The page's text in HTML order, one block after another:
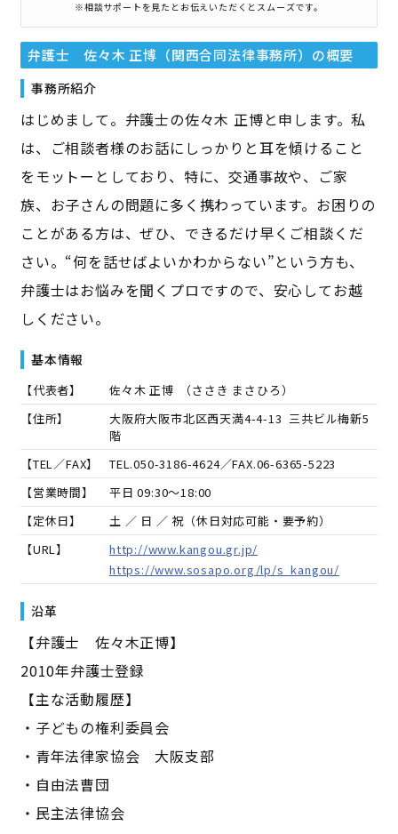
※相談サポートを見たとお伝えいただくとスムーズです。
弁護士 佐々木 正博（関西合同法律事務所） の概要
事務所紹介
はじめまして。弁護士の佐々木 正博と申します。私
は、ご相談者様のお話にしっかりと耳を傾けること
をモットーとしており、特に、交通事故や、ご家
族、お子さんの問題に多く携わっています。お困りの
ことがある方は、ぜひ、できるだけ早くご相談くだ
さい。“何を話せばよいかわからない”という方も、
弁護士はお悩みを聞くプロですので、安心してお越
しください。
基本情報
【代表者】 佐々木 正博 （ささき まさひろ）
【住所】
大阪府大阪市北区西天満4-4-13 三共ビル梅新5
階
【TEL／FAX】
TEL.050-3186-4624／FAX.06-6365-5223
【営業時間】
平日 09:30～18:00
【定休日】
土 ／ 日 ／ 祝（休日対応可能・要予約）
【URL】
http://www.kangou.gr.jp/
https://www.sosapo.org/lp/s_kangou/
沿革
【弁護士 佐々木正博】
2010年弁護士登録
【主な活動履歴】
・子どもの権利委員会
・青年法律家協会 大阪支部
・自由法曹団
・民主法律協会